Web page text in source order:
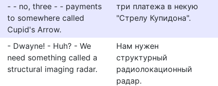
- - no, three - - payments
to somewhere called
Cupid's Arrow.
три платежа в некую
"Стрелу Купидона".
- Dwayne! - Huh? - We
need something called a
structural imaging radar.
Нам нужен
структурный
радиолокационный
радар.